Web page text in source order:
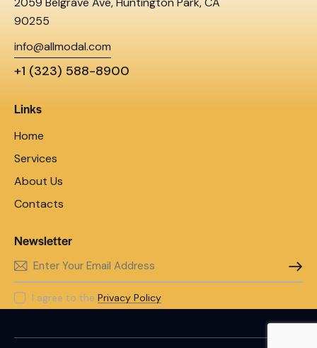
90255
info@allmodal.com
+1 (323) 588-8900
Links
Home
Services
About Us
Contacts
Newsletter
I agree to the Privacy Policy.